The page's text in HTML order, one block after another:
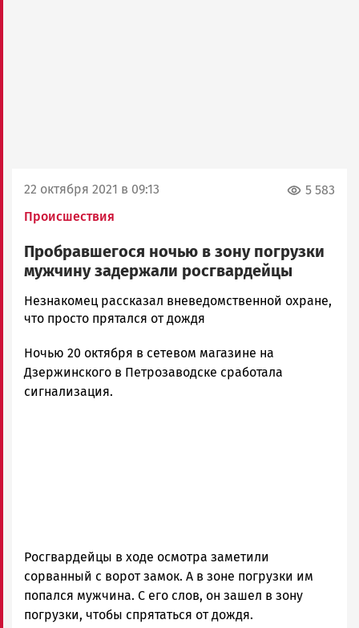
22 октября 2021 в 09:13
Происшествия
5 583
Пробравшегося ночью в зону погрузки
мужчину задержали росгвардейцы
Корректор
Новости
и
Карелии
|
Незнакомец рассказал вневедомственной охране,
что просто прятался от дождя
Ночью 20 октября в сетевом магазине на
Дзержинского в Петрозаводске сработала
сигнализация.
Росгвардейцы в ходе осмотра заметили
сорванный с ворот замок. А в зоне погрузки им
попался мужчина. С его слов, он зашел в зону
погрузки, чтобы спрятаться от дождя.